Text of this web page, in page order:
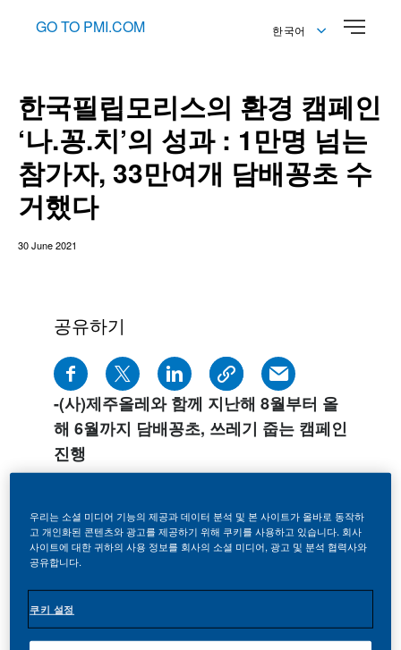
GO TO PMI.COM
한국어
한국필립모리스의 환경 캠페인
‘나.꽁.치’의 성과 : 1만명 넘는
참가자, 33만여개 담배꽁초 수
거했다
30 June 2021
공유하기
-(사)제주올레와 함께 지난해 8월부터 올
해 6월까지 담배꽁초, 쓰레기 줍는 캠페인
진행
코스와 제주의 수려한 바다 보호 위해 땀
흘려
-참가자 중 설문 응답자의 94% “담배꽁초
줍기 등 환경보호 활동에 계속 참여하겠
우리는 소셜 미디어 기능의 제공과 데이터 분석 및 본 사이트가 올바로 동작하
고 개인화된 콘텐츠와 광고를 제공하기 위해 쿠키를 사용하고 있습니다. 회사
사이트에 대한 귀하의 사용 정보를 회사의 소셜 미디어, 광고 및 분석 협력사와
공유합니다.
쿠키 설정